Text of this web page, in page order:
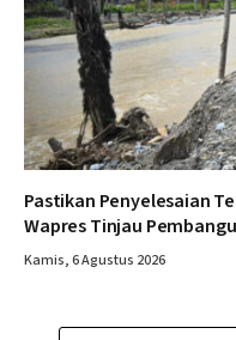
Pastikan Penyelesaian
Wapres Tinjau
Kamis, 6 Agustus 2026